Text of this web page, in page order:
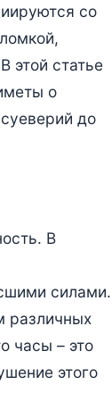
со
этой статье
о
до
В
силами.
различных
часы – это
этого